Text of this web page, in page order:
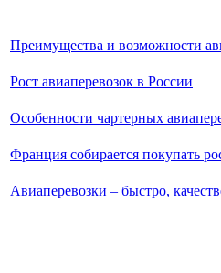
Преимущества и возможности
Рост авиаперевозок в России
Особенности чартерных
Франция собирается покупать
Авиаперевозки – быстро,